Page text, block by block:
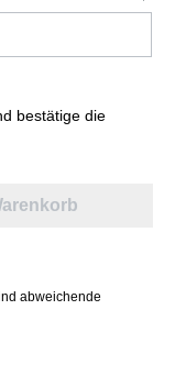
bestätige die
abweichende